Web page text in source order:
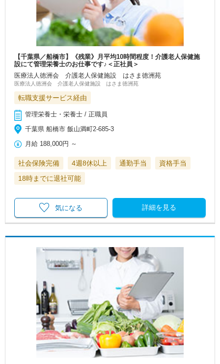
【千葉県／船橋市】《残業》月平均10時間程度！介護老人保健施
設にて管理栄養士のお仕事です♪＜正社員＞
医療法人徳洲会 介護老人保健施設 はさま徳洲苑
医療法人徳洲会 介護老人保健施設 はさま徳洲苑
転職支援サービス経由
管理栄養士・栄養士 / 正職員
千葉県 船橋市 飯山満町2-685-3
月給 188,000円 ～
社会保険完備 4週8休以上 通勤手当
資格手当
18時までに退社可能
詳細を見る
気になる